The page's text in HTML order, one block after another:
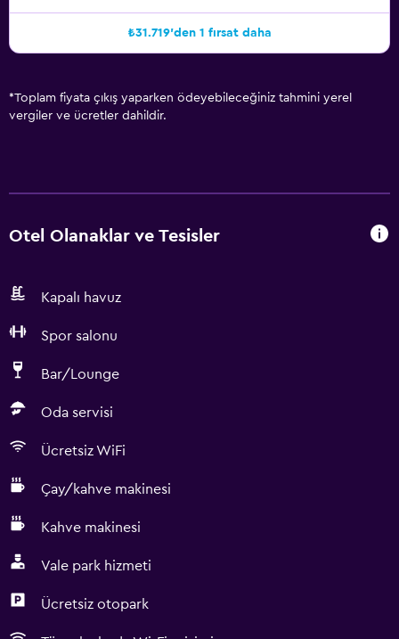
₺31.719'den 1 fırsat daha
*Toplam fiyata çıkış yaparken ödeyebileceğiniz tahmini yerel
vergiler ve ücretler dahildir.
Otel Olanaklar ve Tesisler
Kapalı havuz
Spor salonu
Bar/Lounge
Oda servisi
Ücretsiz WiFi
Çay/kahve makinesi
Kahve makinesi
Vale park hizmeti
Ücretsiz otopark